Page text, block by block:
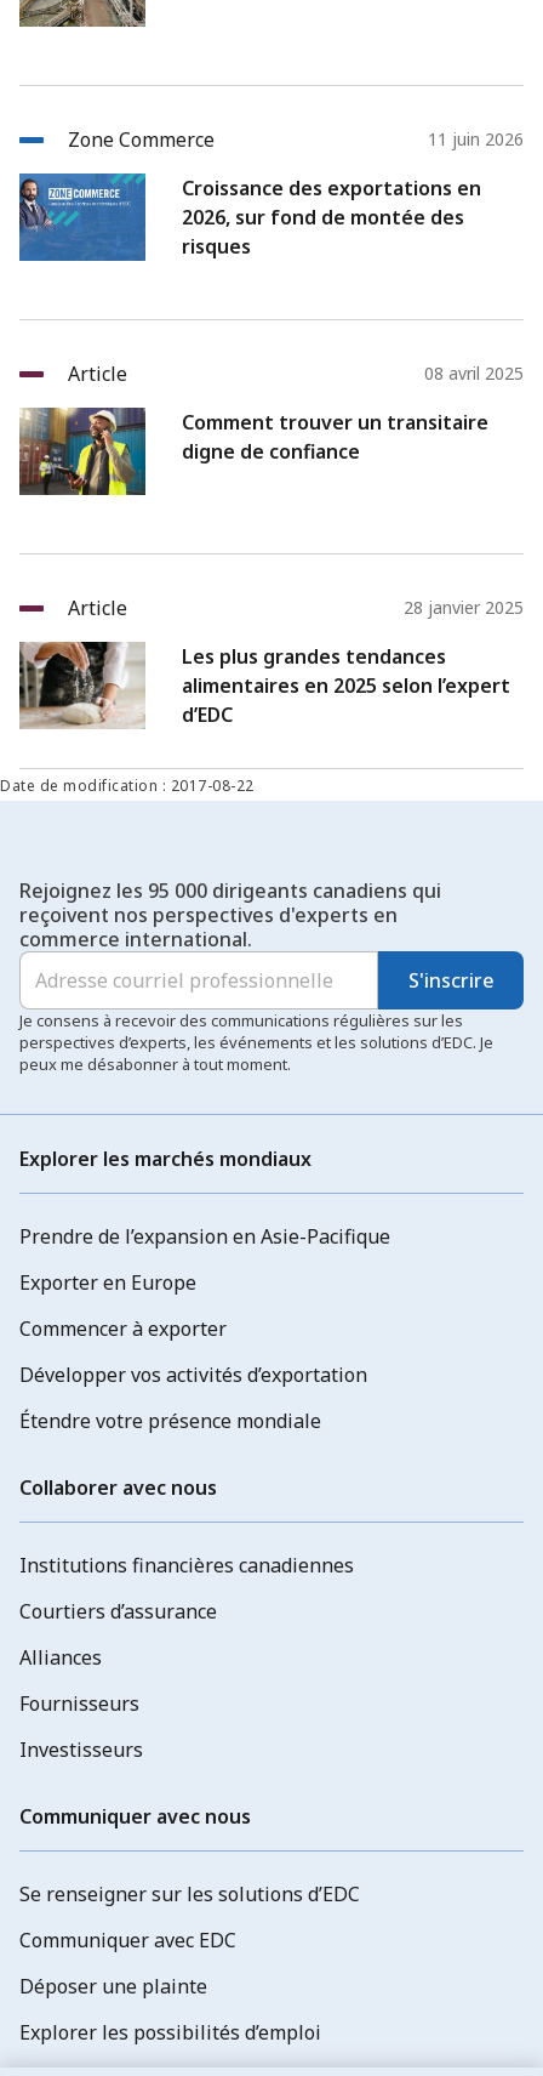
Zone Commerce 11 juin 2026
Croissance des exportations en
2026, sur fond de montée des
risques
Article 08 avril 2025
Comment trouver un transitaire
digne de confiance
Article 28 janvier 2025
Les plus grandes tendances
alimentaires en 2025 selon l’expert
d’EDC
Date de modification : 2017-08-22
Rejoignez les 95 000 dirigeants canadiens qui
reçoivent nos perspectives d'experts en
commerce international.
S'inscrire
Je consens à recevoir des communications régulières sur les
perspectives d’experts, les événements et les solutions d’EDC. Je
peux me désabonner à tout moment.
Explorer les marchés mondiaux
Prendre de l’expansion en Asie-Pacifique
Exporter en Europe
Commencer à exporter
Développer vos activités d’exportation
Étendre votre présence mondiale
Collaborer avec nous
Institutions financières canadiennes
Courtiers d’assurance
Alliances
Fournisseurs
Investisseurs
Communiquer avec nous
Se renseigner sur les solutions d’EDC
Communiquer avec EDC
Déposer une plainte
Explorer les possibilités d’emploi